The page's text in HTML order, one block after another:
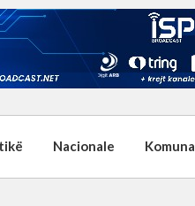
Nacionale Komuna